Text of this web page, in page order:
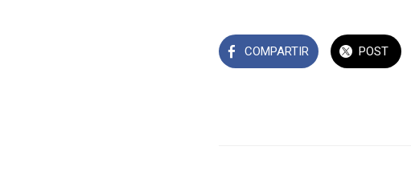
COMPARTIR POST